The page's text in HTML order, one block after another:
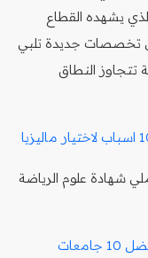
يشهده القطاع
تخصصات جديدة تلبي
النطاق
شهادة علوم الرياضة